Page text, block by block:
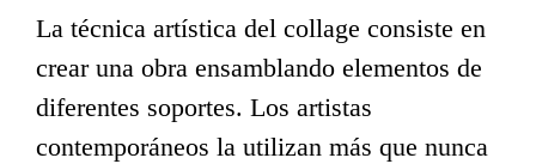
La técnica artística del collage consiste en
crear una obra ensamblando elementos de
diferentes soportes. Los artistas
contemporáneos la utilizan más que nunca